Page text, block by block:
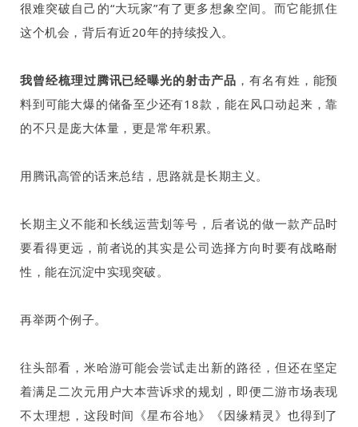
很难突破自己的“大玩家”有了更多想象空间。而它能抓住
这个机会，背后有近20年的持续投入。
我曾经梳理过腾讯已经曝光的射击产品 ，有名有姓，能预
料到可能大爆的储备至少还有18款，能在风口动起来，靠
的不只是庞大体量，更是常年积累。
用腾讯高管的话来总结，思路就是长期主义。
长期主义不能和长线运营划等号，后者说的做一款产品时
要看得更远，前者说的其实是公司选择方向时要有战略耐
性，能在沉淀中实现突破。
再举两个例子。
往头部看，米哈游可能会尝试走出新的路径，但还在坚定
着满足二次元用户大本营诉求的规划，即便二游市场表现
不太理想，这段时间《星布谷地》《因缘精灵》也得到了